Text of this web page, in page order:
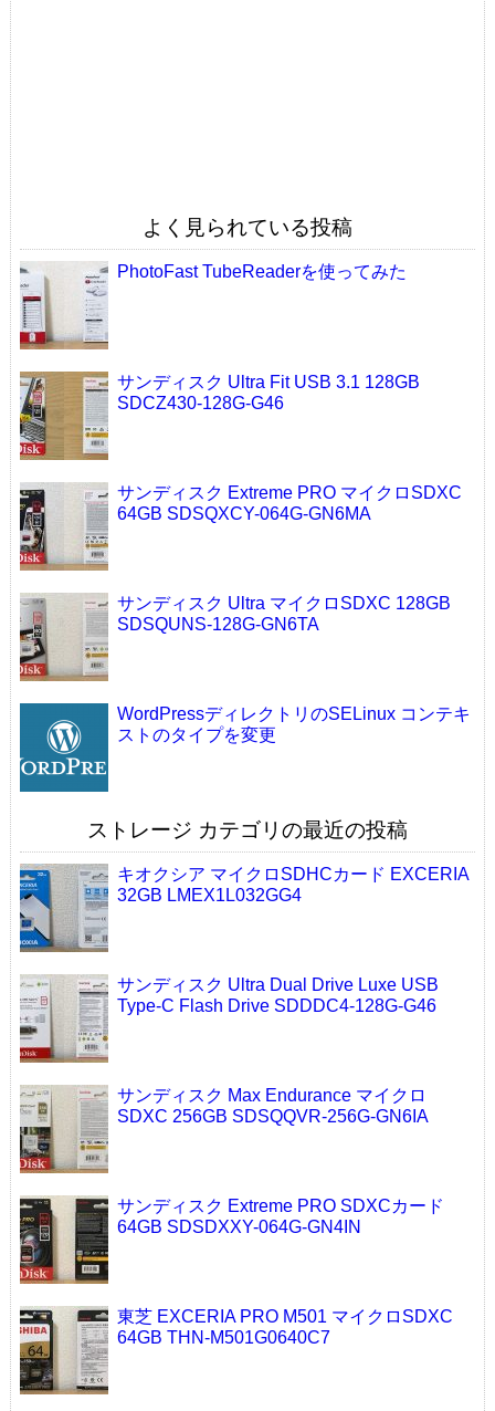
よく見られている投稿
PhotoFast TubeReaderを使ってみた
サンディスク Ultra Fit USB 3.1 128GB
SDCZ430-128G-G46
サンディスク Extreme PRO マイクロSDXC
64GB SDSQXCY-064G-GN6MA
サンディスク Ultra マイクロSDXC 128GB
SDSQUNS-128G-GN6TA
WordPressディレクトリのSELinux コンテキ
ストのタイプを変更
ストレージ カテゴリの最近の投稿
キオクシア マイクロSDHCカード EXCERIA
32GB LMEX1L032GG4
サンディスク Ultra Dual Drive Luxe USB
Type-C Flash Drive SDDDC4-128G-G46
サンディスク Max Endurance マイクロ
SDXC 256GB SDSQQVR-256G-GN6IA
サンディスク Extreme PRO SDXCカード
64GB SDSDXXY-064G-GN4IN
東芝 EXCERIA PRO M501 マイクロSDXC
64GB THN-M501G0640C7